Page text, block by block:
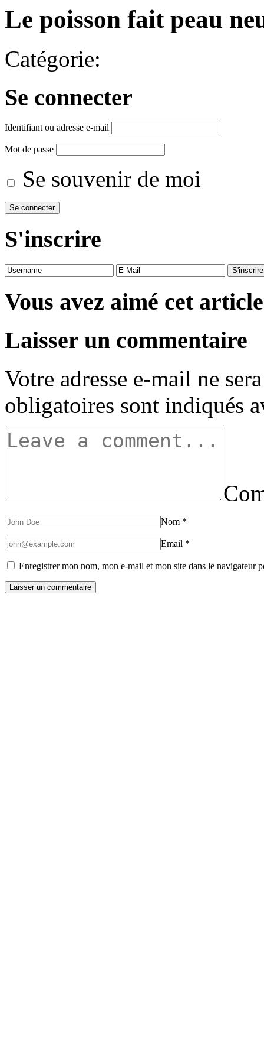
Le poisson fait peau
Catégorie:
Se connecter
Identifiant ou adresse e-mail
Mot de passe
Se souvenir de moi
S'inscrire
Vous avez aimé cet
Laisser un commentaire
Votre adresse e-mail ne
obligatoires sont indiqués
Nom *
Email *
Enregistrer mon nom, mon e-mail et mon site dans le navigateur